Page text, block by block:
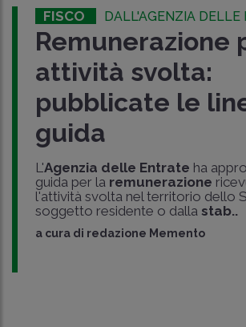
FISCO DALL'AGENZIA DELLE
Remunerazione
attività svolta:
pubblicate le
guida
L'Agenzia delle Entrate ha
guida per la remunerazione
l'attività svolta nel territorio dello
soggetto residente o dalla stab..
a cura di redazione Memento